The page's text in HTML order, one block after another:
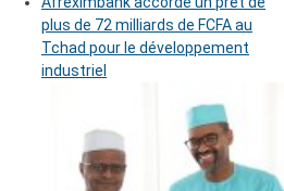
plus de 72 milliards de FCFA au
Tchad pour le développement
industriel